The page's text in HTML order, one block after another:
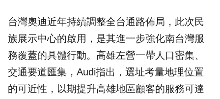
台灣奧迪近年持續調整全台通路佈局，此次民
族展示中心的啟用，是其進一步強化南台灣服
務覆蓋的具體行動。高雄左營一帶人口密集、
交通要道匯集，Audi指出，選址考量地理位置
的可近性，以期提升高雄地區顧客的服務可達